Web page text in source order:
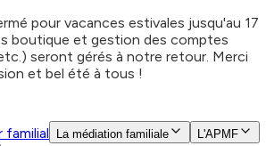
pour vacances estivales jusqu'au 17
boutique et gestion des comptes
seront gérés à notre retour. Merci
et bel été à tous !
familial La médiation familiale
L'APMF